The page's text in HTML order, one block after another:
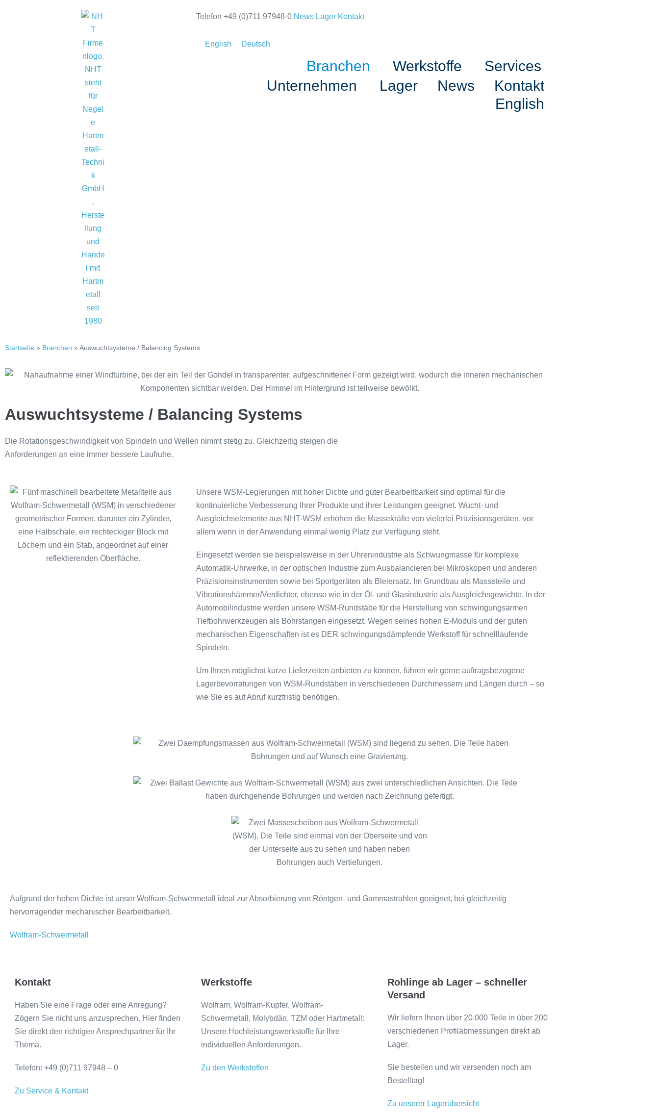
Telefon +49 (0)711 97948-0 News Lager Kontakt
English Deutsch
Branchen Werkstoffe
Services
Unternehmen
Lager News
Kontakt
English
Startseite » Branchen » Auswuchtsysteme / Balancing Systems
Auswuchtsysteme / Balancing Systems
Die Rotationsgeschwindigkeit von Spindeln und Wellen nimmt stetig zu. Gleichzeitig steigen die
Anforderungen an eine immer bessere Laufruhe.
Unsere WSM-Legierungen mit hoher Dichte und guter Bearbeitbarkeit sind optimal für die
kontinuierliche Verbesserung Ihrer Produkte und ihrer Leistungen geeignet. Wucht- und
Ausgleichselemente aus NHT-WSM erhöhen die Massekräfte von vielerlei Präzisionsgeräten, vor
allem wenn in der Anwendung einmal wenig Platz zur Verfügung steht.
Eingesetzt werden sie beispielsweise in der Uhrenindustrie als Schwungmasse für komplexe
Automatik-Uhrwerke, in der optischen Industrie zum Ausbalancieren bei Mikroskopen und anderen
Präzisionsinstrumenten sowie bei Sportgeräten als Bleiersatz. Im Grundbau als Masseteile und
Vibrationshämmer/Verdichter, ebenso wie in der Öl- und Glasindustrie als Ausgleichsgewichte. In der
Automobilindustrie werden unsere WSM-Rundstäbe für die Herstellung von schwingungsarmen
Tiefbohrwerkzeugen als Bohrstangen eingesetzt. Wegen seines hohen E-Moduls und der guten
mechanischen Eigenschaften ist es DER schwingungsdämpfende Werkstoff für schnelllaufende
Spindeln.
Um Ihnen möglichst kurze Lieferzeiten anbieten zu können, führen wir gerne auftragsbezogene
Lagerbevorratungen von WSM-Rundstäben in verschiedenen Durchmessern und Längen durch – so
wie Sie es auf Abruf kurzfristig benötigen.
Aufgrund der hohen Dichte ist unser Wolfram-Schwermetall ideal zur Absorbierung von Röntgen- und Gammastrahlen geeignet, bei gleichzeitig
hervorragender mechanischer Bearbeitbarkeit.
Wolfram-Schwermetall
Kontakt
Haben Sie eine Frage oder eine Anregung?
Zögern Sie nicht uns anzusprechen. Hier finden
Sie direkt den richtigen Ansprechpartner für Ihr
Thema.
Telefon: +49 (0)711 97948 – 0
Zu Service & Kontakt
Werkstoffe
Wolfram, Wolfram-Kupfer, Wolfram-
Schwermetall, Molybdän, TZM oder Hartmetall:
Unsere Hochleistungswerkstoffe für Ihre
individuellen Anforderungen.
Zu den Werkstoffen
Rohlinge ab Lager – schneller
Versand
Wir liefern Ihnen über 20.000 Teile in über 200
verschiedenen Profilabmessungen direkt ab
Lager.
Sie bestellen und wir versenden noch am
Bestelltag!
Zu unserer Lagerübersicht